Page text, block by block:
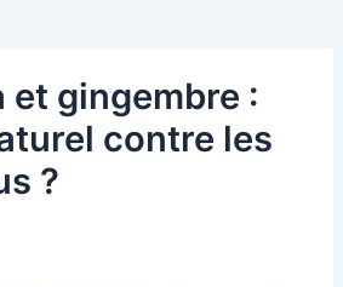
gingembre :
contre les
?